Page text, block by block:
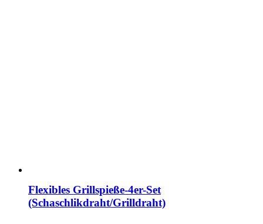
Flexibles Grillspieße-4er-Set
(Schaschlikdraht/Grilldraht)